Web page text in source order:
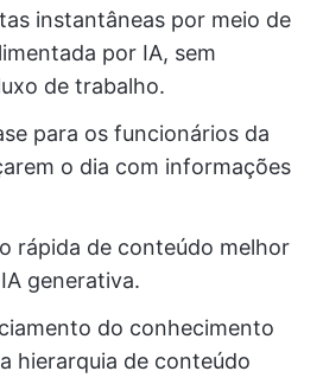
instantâneas por meio de
por IA, sem
de trabalho.
para os funcionários da
o dia com informações
rápida de conteúdo melhor
generativa.
do conhecimento
hierarquia de conteúdo